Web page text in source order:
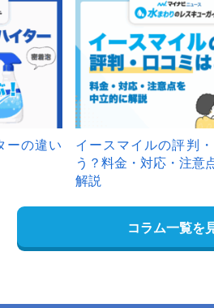
ーの違い
イースマイルの評判
う？料金・対応・注意
解説
コラム一覧を